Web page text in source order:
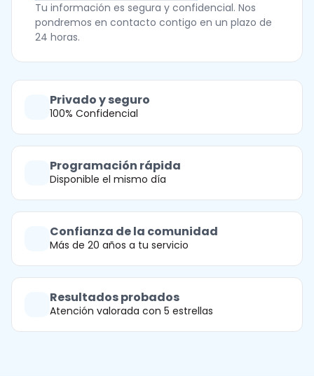
Tu información es segura y confidencial. Nos
pondremos en contacto contigo en un plazo de
24 horas.
Privado y seguro
100% Confidencial
Programación rápida
Disponible el mismo día
Confianza de la comunidad
Más de 20 años a tu servicio
Resultados probados
Atención valorada con 5 estrellas